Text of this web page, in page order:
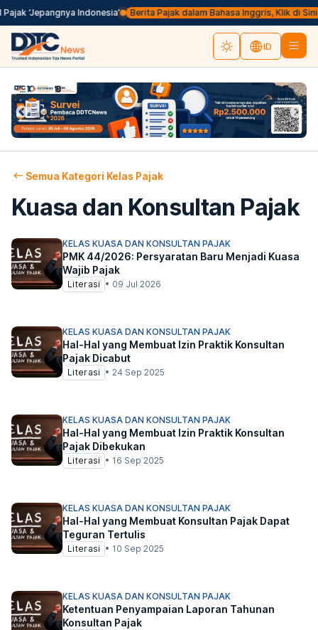
‘Jepangnya Indonesia’ Berita Pajak dalam Bahasa Inggris, Klik di Sini
ID
Semua Kategori Kelas Pajak
Kuasa dan Konsultan Pajak
KELAS KUASA DAN KONSULTAN PAJAK
PMK 44/2026: Persyaratan Baru Menjadi Kuasa
Wajib Pajak
Literasi • 09 Jul 2026
KELAS KUASA DAN KONSULTAN PAJAK
Hal-Hal yang Membuat Izin Praktik Konsultan
Pajak Dicabut
Literasi • 24 Sep 2025
KELAS KUASA DAN KONSULTAN PAJAK
Hal-Hal yang Membuat Izin Praktik Konsultan
Pajak Dibekukan
Literasi • 16 Sep 2025
KELAS KUASA DAN KONSULTAN PAJAK
Hal-Hal yang Membuat Konsultan Pajak Dapat
Teguran Tertulis
Literasi • 10 Sep 2025
KELAS KUASA DAN KONSULTAN PAJAK
Ketentuan Penyampaian Laporan Tahunan
Konsultan Pajak